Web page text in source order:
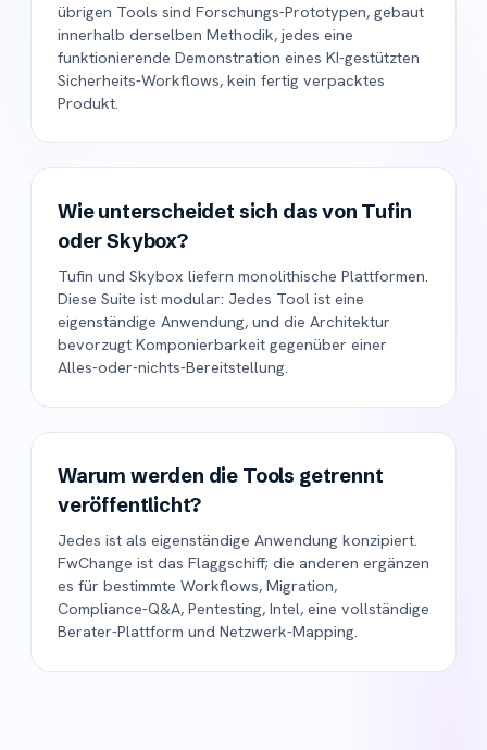
übrigen Tools sind Forschungs-Prototypen, gebaut
innerhalb derselben Methodik, jedes eine
funktionierende Demonstration eines KI-gestützten
Sicherheits-Workflows, kein fertig verpacktes
Produkt.
Wie unterscheidet sich das von Tufin
oder Skybox?
Tufin und Skybox liefern monolithische Plattformen.
Diese Suite ist modular: Jedes Tool ist eine
eigenständige Anwendung, und die Architektur
bevorzugt Komponierbarkeit gegenüber einer
Alles-oder-nichts-Bereitstellung.
Warum werden die Tools getrennt
veröffentlicht?
Jedes ist als eigenständige Anwendung konzipiert.
FwChange ist das Flaggschiff; die anderen ergänzen
es für bestimmte Workflows, Migration,
Compliance-Q&A, Pentesting, Intel, eine vollständige
Berater-Plattform und Netzwerk-Mapping.